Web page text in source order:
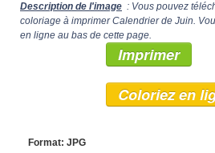
Description de l'image : Vous pouvez
coloriage à imprimer Calendrier de Juin.
en ligne au bas de cette page.
Imprimer
Coloriez en
Format: JPG